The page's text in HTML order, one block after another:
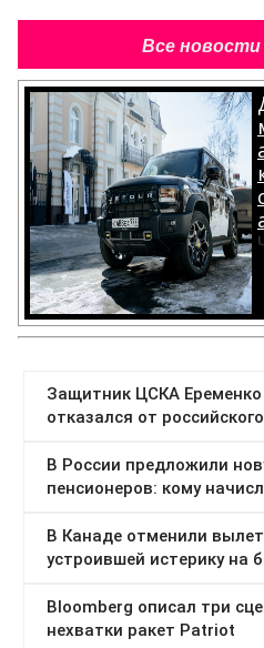
Все новости